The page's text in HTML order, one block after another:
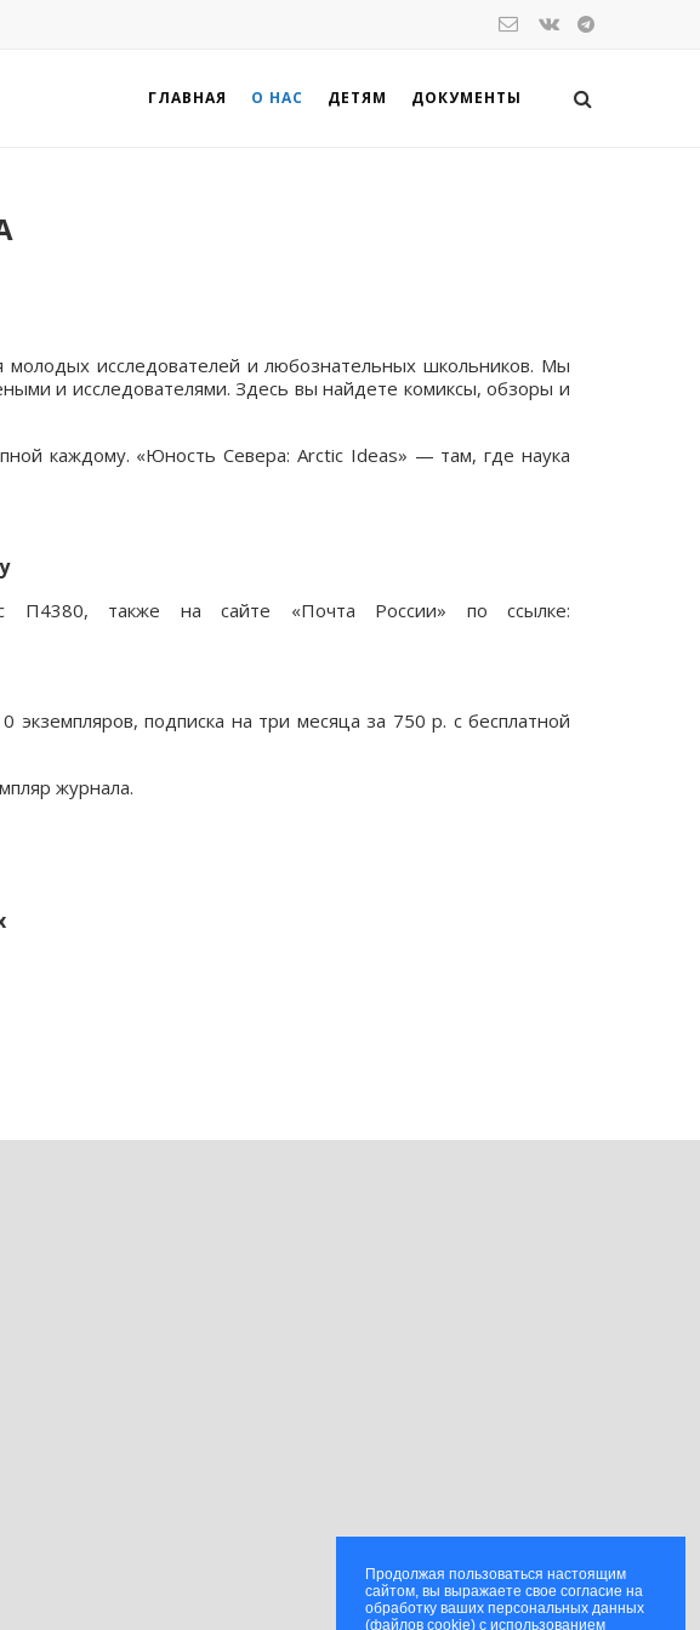
Продолжая пользоваться настоящим
сайтом, вы выражаете свое согласие на
обработку ваших персональных данных
(файлов cookie) с использованием
ГЛАВНАЯ О НАС ДЕТЯМ ДОКУМЕНТЫ
исследователей и любознательных школьников. Мы
и исследователями. Здесь вы найдете комиксы, обзоры и
каждому. «Юность Севера: Arctic Ideas» — там, где наука
П4380, также на сайте «Почта России» по ссылке:
экземпляров, подписка на три месяца за 750 р. с бесплатной
журнала.